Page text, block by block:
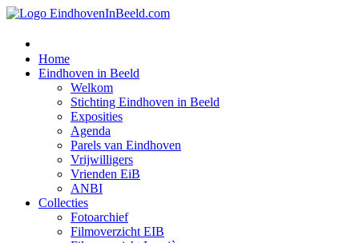
Home
Eindhoven in Beeld
Welkom
Stichting Eindhoven in Beeld
Exposities
Agenda
Parels van Eindhoven
Vrijwilligers
Vrienden EiB
ANBI
Collecties
Fotoarchief
Filmoverzicht EIB